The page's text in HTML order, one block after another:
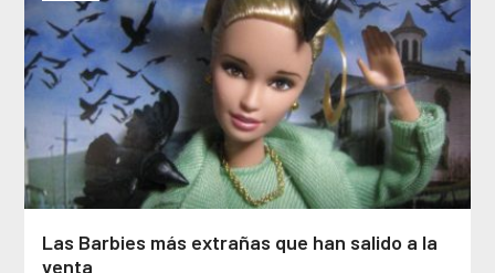
Las Barbies más extrañas que han salido a la
venta